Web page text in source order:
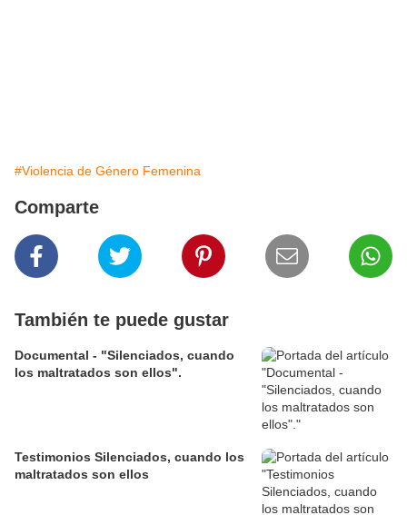
#Violencia de Género Femenina
Comparte
También te puede gustar
Documental - "Silenciados, cuando
los maltratados son ellos".
Testimonios Silenciados, cuando los
maltratados son ellos